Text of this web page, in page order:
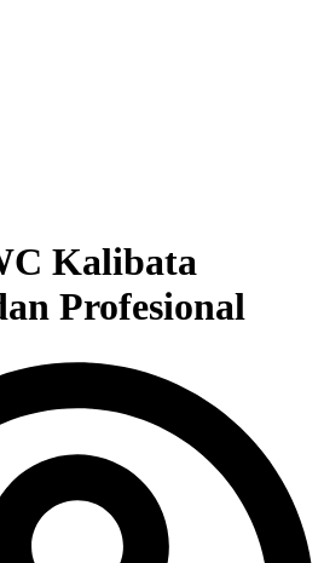
Kalibata
Profesional